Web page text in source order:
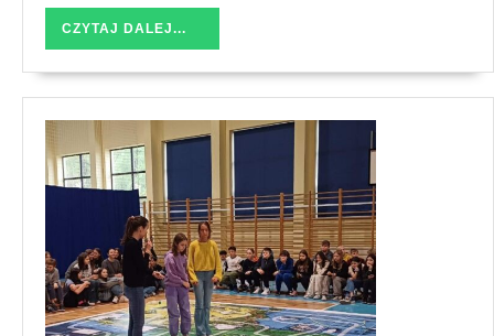
CZYTAJ DALEJ...
DALEJ...